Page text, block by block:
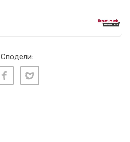
Сподели: